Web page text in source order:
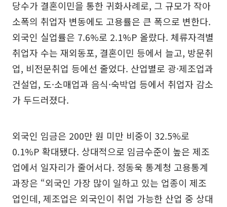
당수가 결혼이민을 통한 귀화사례로, 그 규모가 작아
소폭의 취업자 변동에도 고용률은 큰 폭으로 변한다.
외국인 실업률은 7.6%로 2.1%P 올랐다. 체류자격별
취업자 수는 재외동포, 결혼이민 등에서 늘고, 방문취
업, 비전문취업 등에선 줄었다. 산업별로 광·제조업과
건설업, 도·소매업과 음식·숙박업 등에서 취업자 감소
가 두드러졌다.
외국인 임금은 200만 원 미만 비중이 32.5%로
0.1%P 확대됐다. 상대적으로 임금수준이 높은 제조
업에서 일자리가 줄어서다. 정동욱 통계청 고용통계
과장은 “외국인 가장 많이 일하고 있는 업종이 제조
업인데, 제조업은 외국인이 취업 가능한 산업 중 상대